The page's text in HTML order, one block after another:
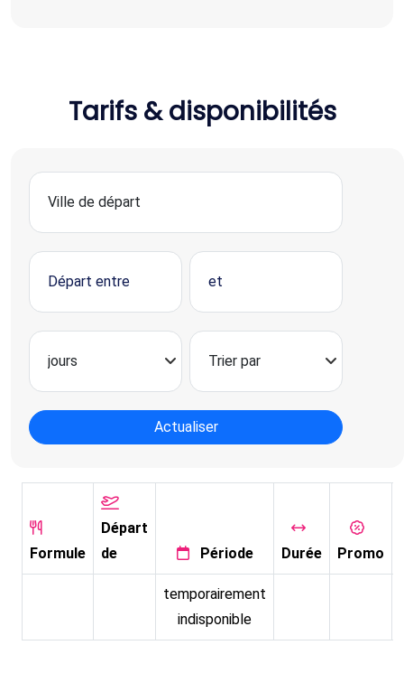
Tarifs & disponibilités
Actualiser
Formule
Départ
de
Période Durée Promo
temporairement
indisponible